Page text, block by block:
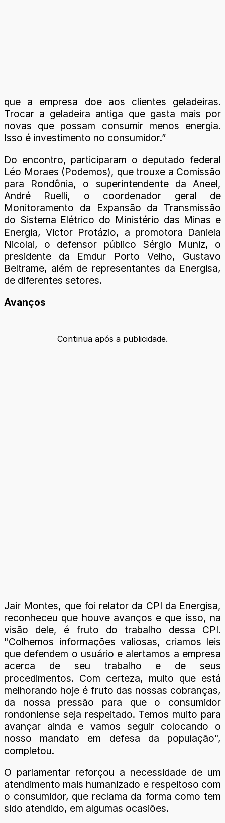
que a empresa doe aos clientes geladeiras.
Trocar a geladeira antiga que gasta mais por
novas que possam consumir menos energia.
Isso é investimento no consumidor.”
Do encontro, participaram o deputado federal
Léo Moraes (Podemos), que trouxe a Comissão
para Rondônia, o superintendente da Aneel,
André Ruelli, o coordenador geral de
Monitoramento da Expansão da Transmissão
do Sistema Elétrico do Ministério das Minas e
Energia, Victor Protázio, a promotora Daniela
Nicolai, o defensor público Sérgio Muniz, o
presidente da Emdur Porto Velho, Gustavo
Beltrame, além de representantes da Energisa,
de diferentes setores.
Avanços
Continua após a publicidade.
Jair Montes, que foi relator da CPI da Energisa,
reconheceu que houve avanços e que isso, na
visão dele, é fruto do trabalho dessa CPI.
"Colhemos informações valiosas, criamos leis
que defendem o usuário e alertamos a empresa
acerca de seu trabalho e de seus
procedimentos. Com certeza, muito que está
melhorando hoje é fruto das nossas cobranças,
da nossa pressão para que o consumidor
rondoniense seja respeitado. Temos muito para
avançar ainda e vamos seguir colocando o
nosso mandato em defesa da população",
completou.
O parlamentar reforçou a necessidade de um
atendimento mais humanizado e respeitoso com
o consumidor, que reclama da forma como tem
sido atendido, em algumas ocasiões.